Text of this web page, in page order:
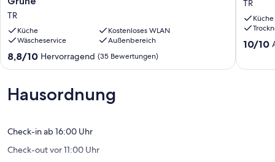
mit
Balkon
ins
Grüne
TR
TR
Küche
Kostenloses WLAN
Wäscheservice
Außenbereich
8.8
von
Hervorragend,
(35
8,8/10 Hervorragend (35 Bewertungen)
Trier
mit
Blick
ins
TR
Küche
10.0
10/10
Hausordnung
Check-in ab 16:00 Uhr
Check-out vor 11:00 Uhr